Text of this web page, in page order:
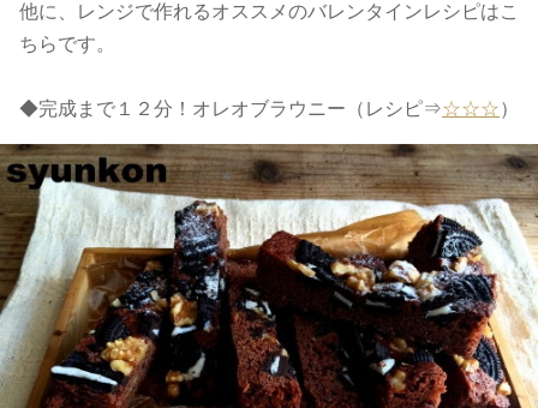
他に、レンジで作れるオススメのバレンタインレシピはこ
ちらです。
◆完成まで１２分！オレオブラウニー（レシピ⇒☆☆☆）